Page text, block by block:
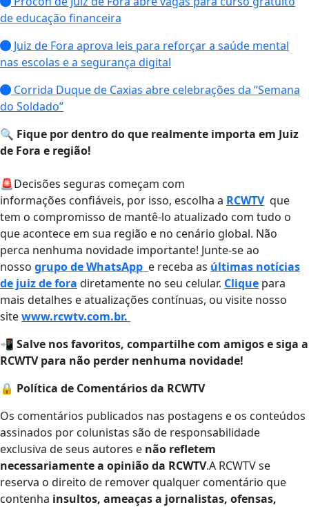
de educação financeira
Juiz de Fora aprova leis para reforçar a saúde mental
nas escolas e a segurança digital
Corrida Duque de Caxias abre celebrações da “Semana
do Soldado”
🔍 Fique por dentro do que realmente importa em Juiz
de Fora e região!
🚨Decisões seguras começam com
informações confiáveis, por isso, escolha a RCWTVque
tem o compromisso de mantê-lo atualizado com tudo o
que acontece em sua região e no cenário global. Não
perca nenhuma novidade importante! Junte-se ao
nosso grupo de WhatsApp e receba as últimas notícias
de juiz de fora diretamente no seu celular. Clique para
mais detalhes e atualizações contínuas, ou visite nosso
sitewww.rcwtv.com.br.
📲 Salve nos favoritos, compartilhe com amigos e siga a
RCWTV para não perder nenhuma novidade!
🔒 Política de Comentários da RCWTV
Os comentários publicados nas postagens e os conteúdos
assinados por colunistas são de responsabilidade
exclusiva de seus autores e não refletem
necessariamente a opinião da RCWTV.A RCWTV se
reserva o direito de remover qualquer comentário que
contenha insultos, ameaças a jornalistas, ofensas,